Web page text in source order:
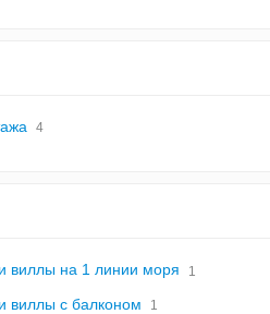
4
виллы на 1 линии моря 1
виллы с балконом 1